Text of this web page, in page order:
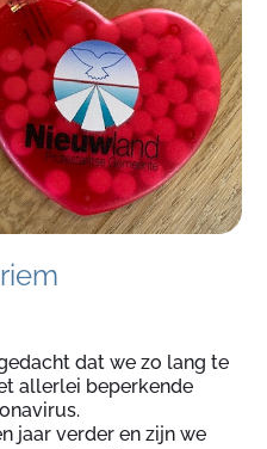
dat we zo lang te
allerlei beperkende
jaar verder en zijn we